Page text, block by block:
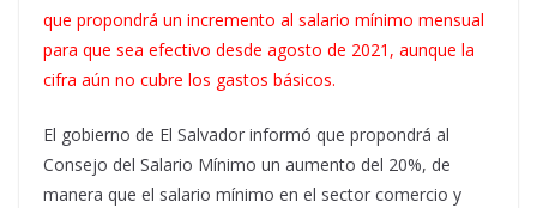
que propondrá un incremento al salario mínimo mensual
para que sea efectivo desde agosto de 2021, aunque la
cifra aún no cubre los gastos básicos.
El gobierno de El Salvador informó que propondrá al
Consejo del Salario Mínimo un aumento del 20%, de
manera que el salario mínimo en el sector comercio y